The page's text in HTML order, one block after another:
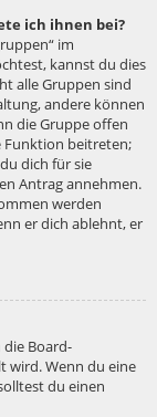
ich ihnen bei?
im
kannst du dies
alle Gruppen sind
andere können
die Gruppe offen
Funktion beitreten;
dich für sie
Antrag annehmen.
werden
er dich ablehnt, er
Board-
wird. Wenn du eine
du einen